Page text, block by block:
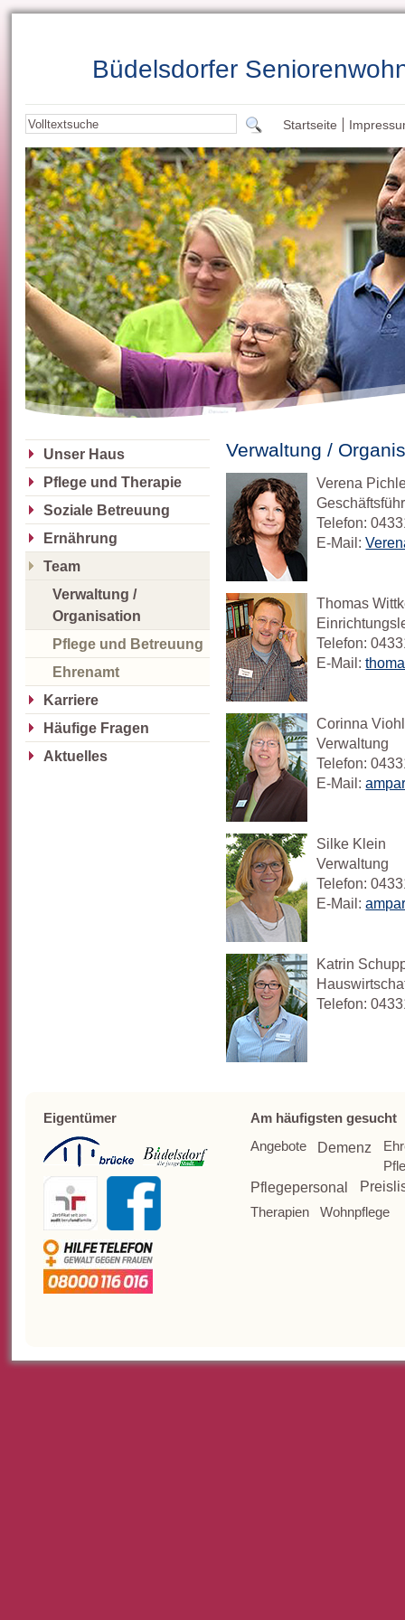
Büdelsdorfer
Startseite
Unser Haus
Pflege und Therapie
Soziale Betreuung
Ernährung
Team
Verwaltung /
Organisation
Pflege und Betreuung
Ehrenamt
Karriere
Häufige Fragen
Aktuelles
Verwaltung /
Verena
Telefon:
E-Mail:
Thomas
Telefon:
E-Mail:
Corinna Viohl
Verwaltung
Telefon:
E-Mail:
Silke Klein
Verwaltung
Telefon:
E-Mail:
Katrin
Telefon:
Eigentümer
Am häufigsten gesucht
Angebote
Demenz
Pflegepersonal
Therapien
Wohnpflege